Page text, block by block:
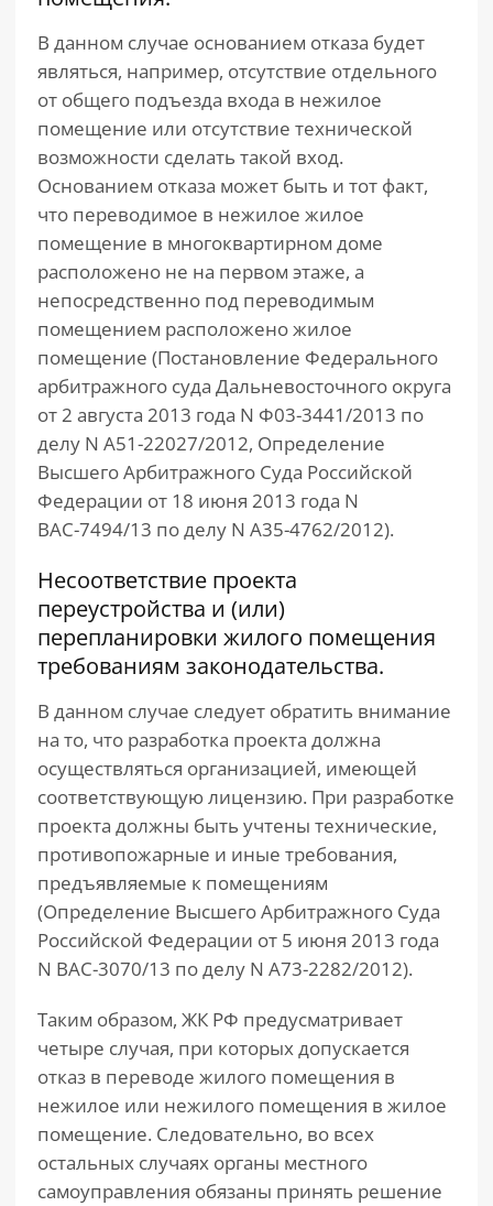
В данном случае основанием отказа будет
являться, например, отсутствие отдельного
от общего подъезда входа в нежилое
помещение или отсутствие технической
возможности сделать такой вход.
Основанием отказа может быть и тот факт,
что переводимое в нежилое жилое
помещение в многоквартирном доме
расположено не на первом этаже, а
непосредственно под переводимым
помещением расположено жилое
помещение (Постановление Федерального
арбитражного суда Дальневосточного округа
от 2 августа 2013 года N Ф03-3441/2013 по
делу N А51-22027/2012, Определение
Высшего Арбитражного Суда Российской
Федерации от 18 июня 2013 года N
ВАС-7494/13 по делу N А35-4762/2012).
Несоответствие проекта
переустройства и (или)
перепланировки жилого помещения
требованиям законодательства.
В данном случае следует обратить внимание
на то, что разработка проекта должна
осуществляться организацией, имеющей
соответствующую лицензию. При разработке
проекта должны быть учтены технические,
противопожарные и иные требования,
предъявляемые к помещениям
(Определение Высшего Арбитражного Суда
Российской Федерации от 5 июня 2013 года
N ВАС-3070/13 по делу N А73-2282/2012).
Таким образом, ЖК РФ предусматривает
четыре случая, при которых допускается
отказ в переводе жилого помещения в
нежилое или нежилого помещения в жилое
помещение. Следовательно, во всех
остальных случаях органы местного
самоуправления обязаны принять решение